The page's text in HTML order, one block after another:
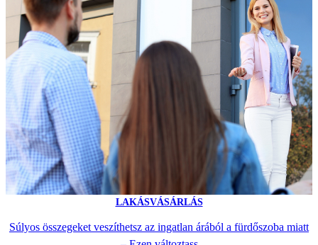
LAKÁSVÁSÁRLÁS
Súlyos összegeket veszíthetsz az ingatlan árából a fürdőszoba miatt